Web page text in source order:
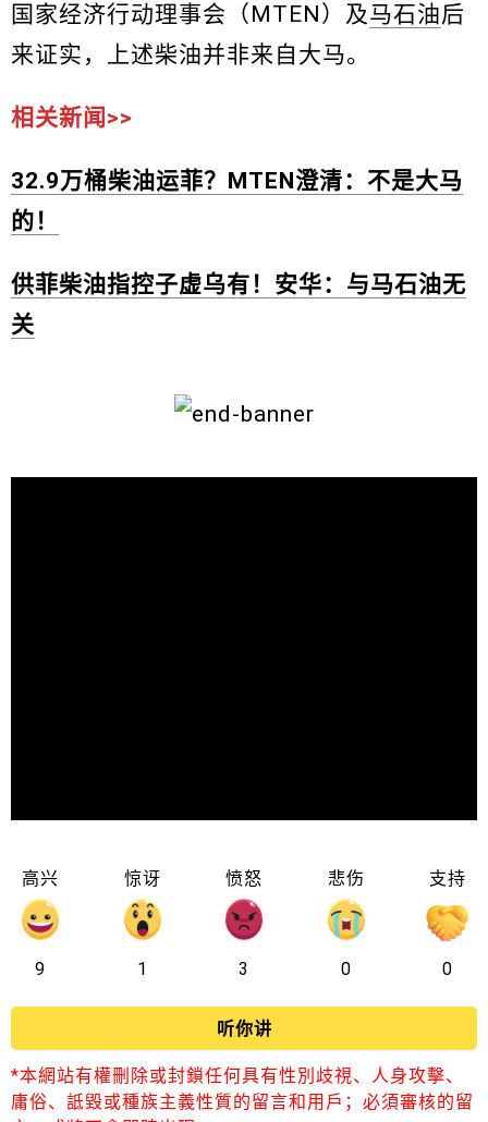
国家经济行动理事会（MTEN）及马石油后
来证实，上述柴油并非来自大马。
相关新闻>>
32.9万桶柴油运菲？MTEN澄清：不是大马
的！
供菲柴油指控子虚乌有！安华：与马石油无
关
高兴
9
惊讶
1
愤怒
3
悲伤
0
支持
0
听你讲
*本網站有權刪除或封鎖任何具有性別歧視、人身攻擊、
庸俗、詆毀或種族主義性質的留言和用戶；必須審核的留